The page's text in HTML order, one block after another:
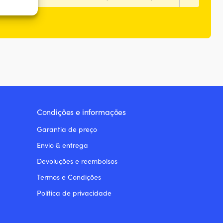
ativo
Condições e informações
Garantia de preço
Envio & entrega
Devoluções e reembolsos
Termos e Condições
Política de privacidade